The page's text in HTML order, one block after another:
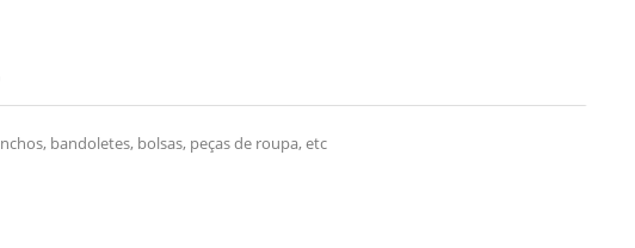
bandoletes, bolsas, peças de roupa, etc